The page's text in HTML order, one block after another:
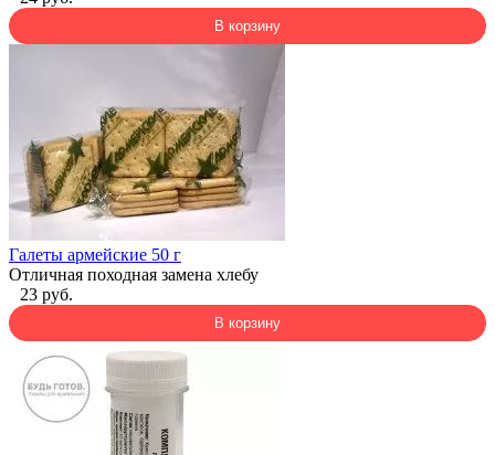
В корзину
Галеты армейские 50 г
Отличная походная замена хлебу
23 руб.
В корзину